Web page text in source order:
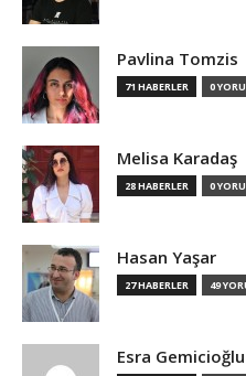
Pavlina Tomzis
71 HABERLER 0
Melisa Karadaş
28 HABERLER 0
Hasan Yaşar
27 HABERLER 49
Esra Gemicioğlu